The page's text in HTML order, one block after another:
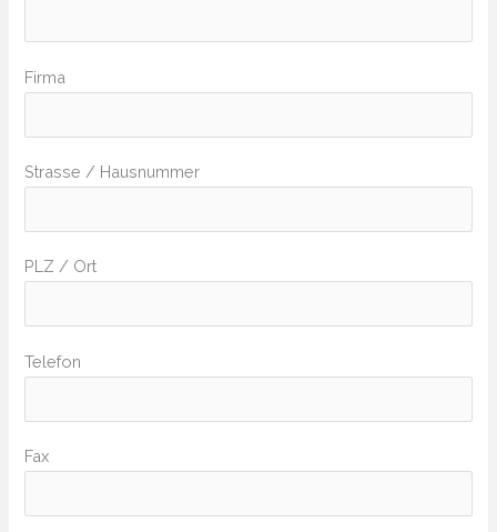
Firma
Strasse / Hausnummer
PLZ / Ort
Telefon
Fax